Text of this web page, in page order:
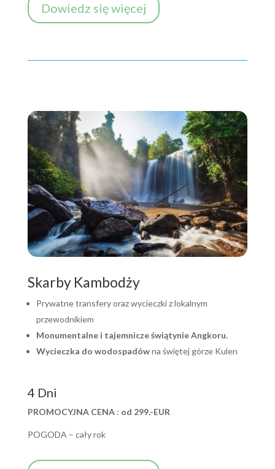
Dowiedz się więcej
Skarby Kambodży
Prywatne transfery oraz wycieczki z lokalnym
przewodnikiem
Monumentalne i tajemnicze świątynie Angkoru.
Wycieczka do wodospadówna świętej górze Kulen
4 Dni
PROMOCYJNA CENA: od 299.-EUR
POGODA – cały rok